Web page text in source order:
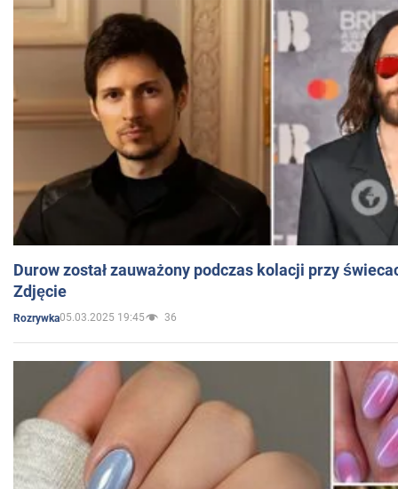
Durow został zauważony podczas kolacji przy
Zdjęcie
Rozrywka05.03.2025 19:45 36